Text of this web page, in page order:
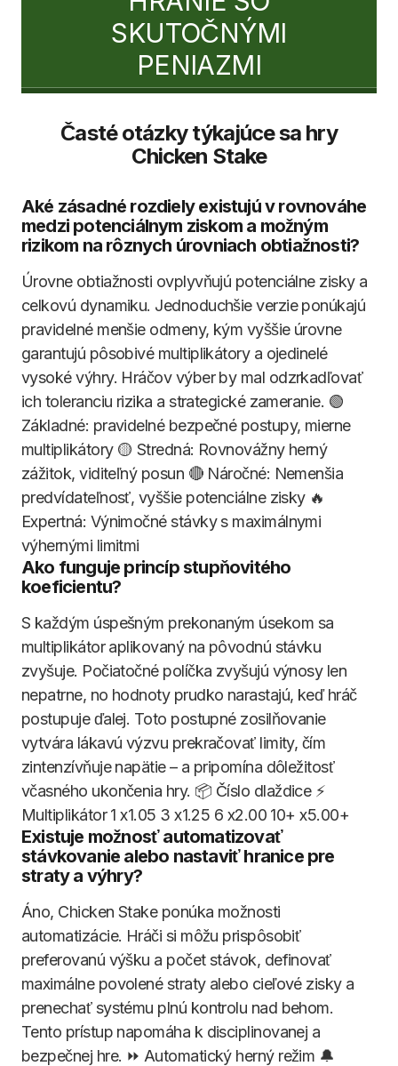
SKUTOČNÝMI
PENIAZMI
Časté otázky týkajúce sa hry
Chicken Stake
Aké zásadné rozdiely existujú v rovnováhe
medzi potenciálnym ziskom a možným
rizikom na rôznych úrovniach obtiažnosti?
Úrovne obtiažnosti ovplyvňujú potenciálne zisky a
celkovú dynamiku. Jednoduchšie verzie ponúkajú
pravidelné menšie odmeny, kým vyššie úrovne
garantujú pôsobivé multiplikátory a ojedinelé
vysoké výhry. Hráčov výber by mal odzrkadľovať
ich toleranciu rizika a strategické zameranie. 🟢
Základné: pravidelné bezpečné postupy, mierne
multiplikátory 🟡 Stredná: Rovnovážny herný
zážitok, viditeľný posun 🔴 Náročné: Nemenšia
predvídateľnosť, vyššie potenciálne zisky 🔥
Expertná: Výnimočné stávky s maximálnymi
výhernými limitmi
Ako funguje princíp stupňovitého
koeficientu?
S každým úspešným prekonaným úsekom sa
multiplikátor aplikovaný na pôvodnú stávku
zvyšuje. Počiatočné políčka zvyšujú výnosy len
nepatrne, no hodnoty prudko narastajú, keď hráč
postupuje ďalej. Toto postupné zosilňovanie
vytvára lákavú výzvu prekračovať limity, čím
zintenzívňuje napätie – a pripomína dôležitosť
včasného ukončenia hry. 📦 Číslo dlaždice ⚡
Multiplikátor 1 x1.05 3 x1.25 6 x2.00 10+ x5.00+
Existuje možnosť automatizovať
stávkovanie alebo nastaviť hranice pre
straty a výhry?
Áno, Chicken Stake ponúka možnosti
automatizácie. Hráči si môžu prispôsobiť
preferovanú výšku a počet stávok, definovať
maximálne povolené straty alebo cieľové zisky a
prenechať systému plnú kontrolu nad behom.
Tento prístup napomáha k disciplinovanej a
bezpečnej hre. ⏩ Automatický herný režim 🔔